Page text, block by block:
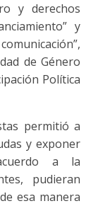
y derechos
y
de Género
Política
permitió a
y exponer
a la
pudieran
esa manera